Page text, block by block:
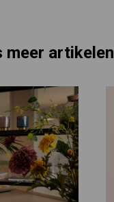
meer artikelen